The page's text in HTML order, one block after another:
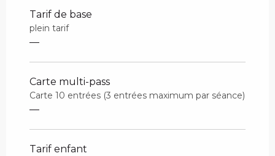
Tarif de base
plein tarif
—
Carte multi-pass
Carte 10 entrées (3 entrées maximum par séance)
—
Tarif enfant